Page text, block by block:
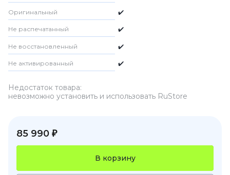
Оригинальный ✔️
Не распечатанный ✔️
Не восстановленный ✔️
Не активированный ✔️
Недостаток товара:
невозможно установить и использовать RuStore
85 990 ₽
В корзину